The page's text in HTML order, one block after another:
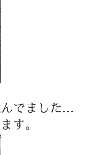
んでました…
す。